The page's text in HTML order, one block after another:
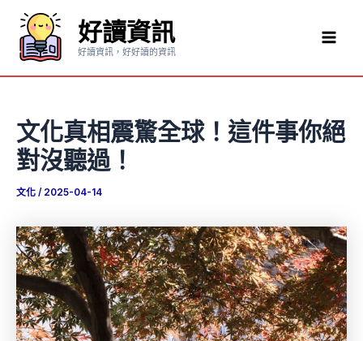
要
好讀資訊
好讀資訊，好好讀的資訊
文化真相震驚全球！這件事你絕
對沒聽過！
文化 / 2025-04-14